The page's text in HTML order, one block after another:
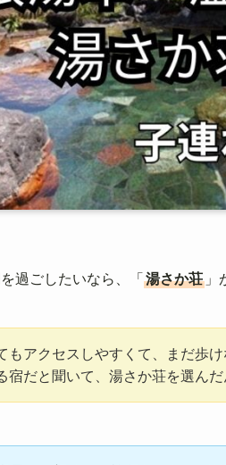
過ごしたいなら、「 湯さか荘 」
もアクセスしやすくて、まだ歩
宿だと聞いて、湯さか荘を選んだ